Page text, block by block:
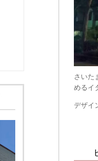
さいた
めるイ
デザイ